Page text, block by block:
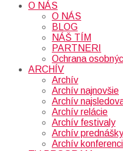
O NÁS
O NÁS
BLOG
NÁŠ TÍM
PARTNERI
Ochrana
ARCHÍV
Archív
Archív najnovšie
Archív
Archív relácie
Archív festivaly
Archív prednášky
Archív